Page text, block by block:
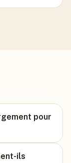
pour
ils